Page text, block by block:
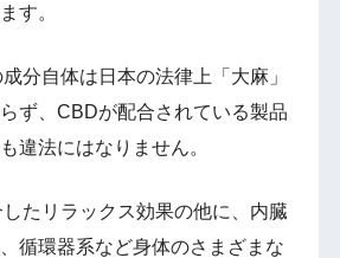
す。
分自体は日本の法律上「大麻」
ず、CBDが配合されている製品
違法にはなりません。
たリラックス効果の他に、内臓
循環器系など身体のさまざまな